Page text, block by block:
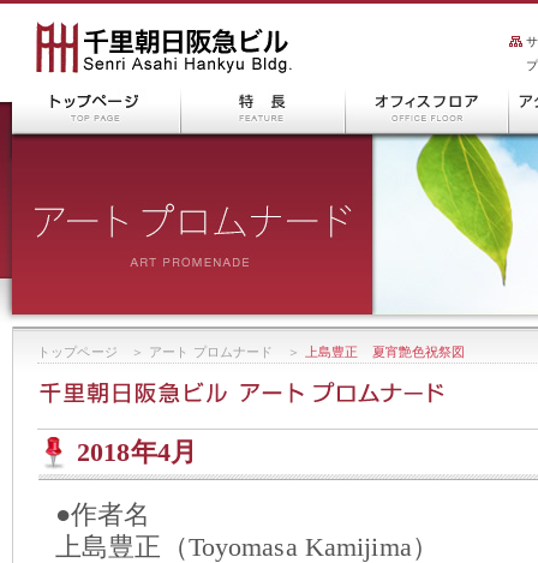
プ
トップページ ＞ アート プロムナード ＞ 上島豊正 夏宵艶色祝祭図
2018年4月
●作者名
上島豊正（Toyomasa Kamijima）